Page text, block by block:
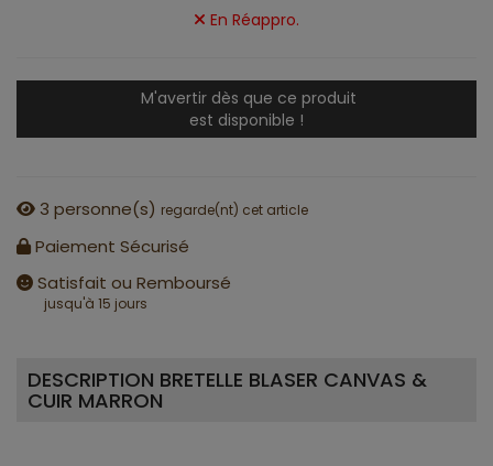
En Réappro.
M'avertir dès que ce produit
est disponible !
3 personne(s) regarde(nt) cet article
Paiement Sécurisé
Satisfait ou Remboursé
jusqu'à 15 jours
DESCRIPTION BRETELLE BLASER CANVAS &
CUIR MARRON